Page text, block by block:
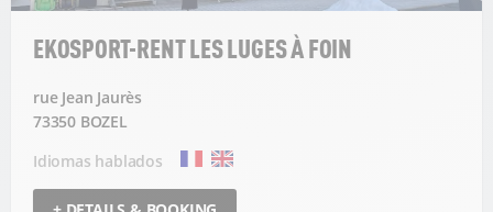
EKOSPORT-RENT LES LUGES À FOIN
rue Jean Jaurès
73350 BOZEL
Idiomas hablados